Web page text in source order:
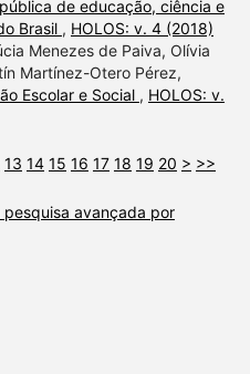
de educação, ciência e
Brasil , HOLOS: v. 4 (2018)
Menezes de Paiva, Olívia
Martínez-Otero Pérez,
Escolar e Social , HOLOS: v.
13 14 15 16 17 18 19 20 > >>
pesquisa avançada por